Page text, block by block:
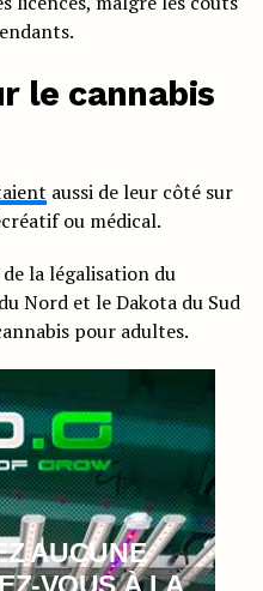
le cannabis
aussi de leur côté sur
ou médical.
la légalisation du
Nord et le Dakota du Sud
pour adultes.
AUCUNE